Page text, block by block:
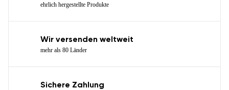
ehrlich hergestellte Produkte
Wir versenden weltweit
mehr als 80 Länder
Sichere Zahlung